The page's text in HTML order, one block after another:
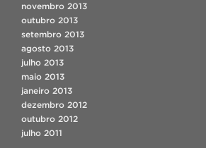
novembro 2013
outubro 2013
setembro 2013
agosto 2013
julho 2013
maio 2013
janeiro 2013
dezembro 2012
outubro 2012
julho 2011